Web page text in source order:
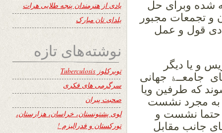
شده وبرای حل
و تجمعات مجبور
قول و عمل
و یا دیگر
جامعــﮥ جهانی
که طرفین ویا
به مجرد نشست
حتما نشست و
جانب مقابل
یادی از هنرمندان پنجه طلایی هرات
یلدای تان مبارک
نوشته‌های تازه
توبرکلوز Tuberculosis
سرگرمی های فکری
صحبت پیران
لوی پشتونستان، خراسان، هزارستان،
تورکستان و فدرالیزم !